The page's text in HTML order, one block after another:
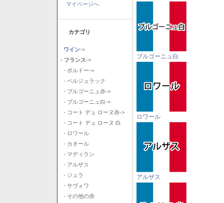
マイページへ
カテゴリ
ワイン->
- フランス->
- ボルドー->
- ベルジュラック
- ブルゴーニュ赤->
- ブルゴーニュ白->
- コート デュ ローヌ赤->
- コート デュ ローヌ 白
- ロワール
- カオール
- マディラン
- アルザス
- ジュラ
- サヴォワ
- その他の赤
ブルゴーニュ白
ロワール
アルザス